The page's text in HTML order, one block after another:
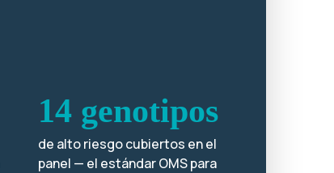
14 genotipos
de alto riesgo cubiertos en el
panel — el estándar OMS para